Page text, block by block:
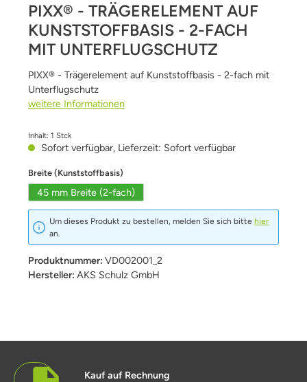
PIXX® - TRÄGERELEMENT AUF
KUNSTSTOFFBASIS - 2-FACH
MIT UNTERFLUGSCHUTZ
PIXX® - Trägerelement auf Kunststoffbasis - 2-fach mit
Unterflugschutz
weitere Informationen
Inhalt: 1 Stck
Sofort verfügbar, Lieferzeit: Sofort verfügbar
Breite (Kunststoffbasis)
45 mm Breite (2-fach)
Um dieses Produkt zu bestellen, melden Sie sich bittehier
an.
Produktnummer: VD002001_2
Hersteller: AKS Schulz GmbH
Kauf auf Rechnung